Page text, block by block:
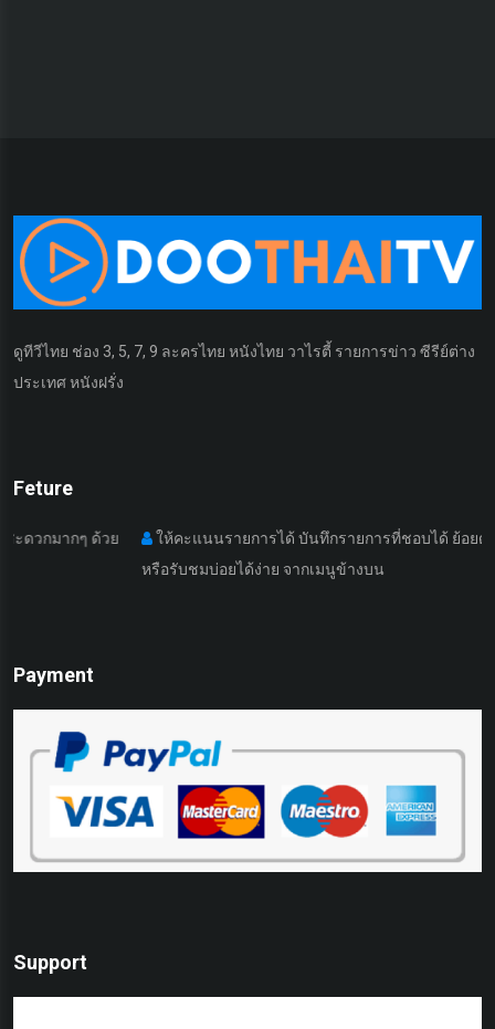
ดูทีวีไทย ช่อง 3, 5, 7, 9 ละครไทย หนังไทย วาไรตี้ รายการข่าว ซีรีย์ต่าง
ประเทศ หนังฝรั่ง
Feture
ากๆ ด้วย
ให้คะแนนรายการได้ บันทึกรายการที่ชอบได้ ย้อยดูรายการ
หรือรับชมบ่อยได้ง่าย จากเมนูข้างบน
Payment
Support